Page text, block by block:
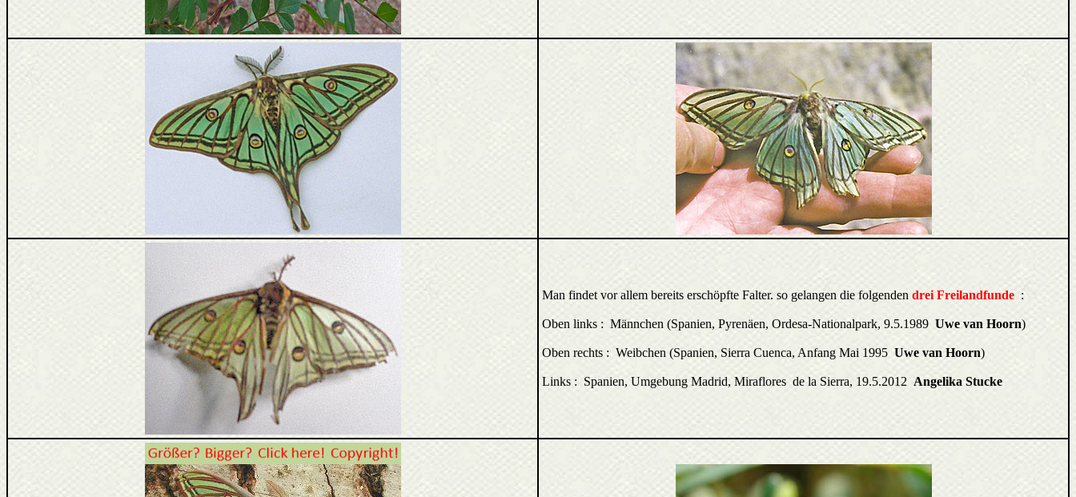
Man findet vor allem bereits erschöpfte Falter. so gelangen die folgenden drei Freilandfunde :
Oben links : Männchen (Spanien, Pyrenäen, Ordesa-Nationalpark, 9.5.1989 Uwe van Hoorn)
Oben rechts : Weibchen (Spanien, Sierra Cuenca, Anfang Mai 1995 Uwe van Hoorn)
Links : Spanien, Umgebung Madrid, Miraflores de la Sierra, 19.5.2012 Angelika Stucke